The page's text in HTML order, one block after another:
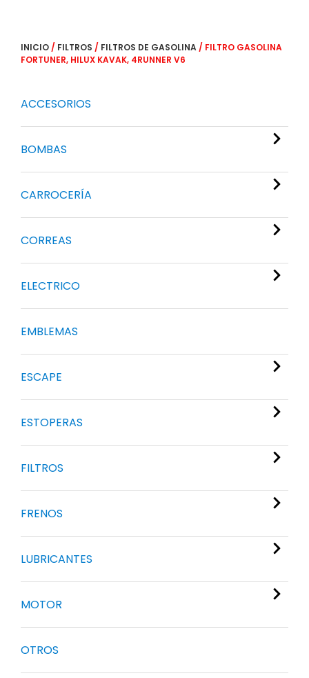
INICIO / FILTROS / FILTROS DE GASOLINA / FILTRO GASOLINA
FORTUNER, HILUX KAVAK, 4RUNNER V6
ACCESORIOS
BOMBAS
CARROCERÍA
CORREAS
ELECTRICO
EMBLEMAS
ESCAPE
ESTOPERAS
FILTROS
FRENOS
LUBRICANTES
MOTOR
OTROS